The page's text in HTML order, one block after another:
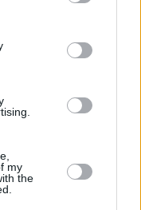
third-party tags to
in below Google
my
the